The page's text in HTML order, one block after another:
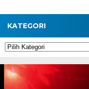
KATEGORI
Kategori
Pemutar
Video